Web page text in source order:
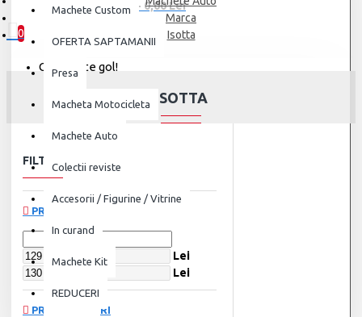
0 produs(e) - 0,00 Lei
0
Coșul este gol!
Machete Custom
OFERTA SAPTAMANII
Presa
Macheta Motocicleta
Machete Auto
Colectii reviste
Accesorii / Figurine / Vitrine
In curand
Machete Kit
REDUCERI
Marca
Isotta
ISOTTA
FILTRU Șterge
PREȚ
Lei
Lei
PRODUCĂTORI